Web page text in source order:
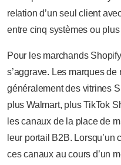
relation d’un seul client
entre cinq systèmes ou
Pour les marchands
s’aggrave. Les marques
généralement des vitrines
plus Walmart, plus TikTok
les canaux de la place de
leur portail B2B.
ces canaux au cours d’un